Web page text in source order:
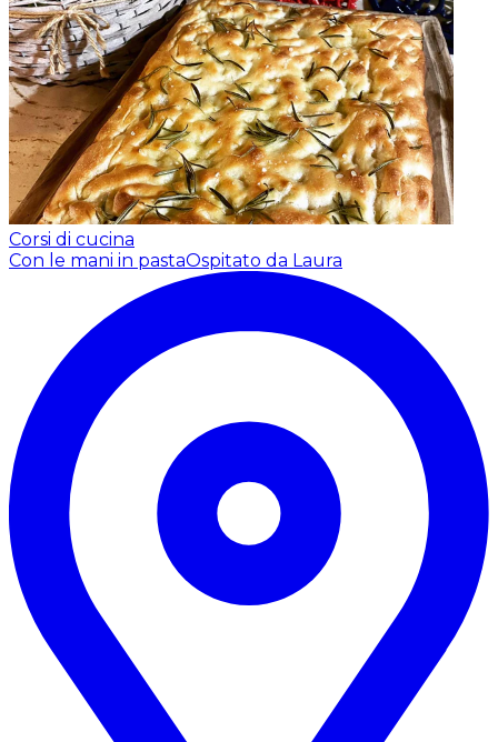
Corsi di cucina
Con le mani in pastaOspitato da Laura